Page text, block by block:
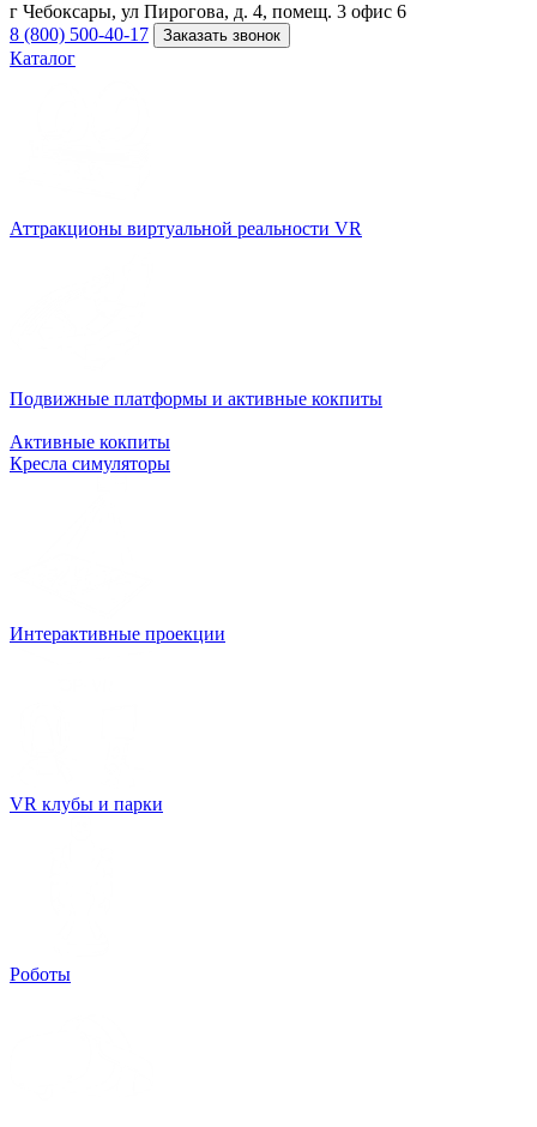
г Чебоксары, ул Пирогова, д. 4, помещ. 3 офис 6
8 (800) 500-40-17
Заказать звонок
Каталог
Аттракционы виртуальной реальности VR
Подвижные платформы и активные кокпиты
Активные кокпиты
Кресла симуляторы
Интерактивные проекции
VR клубы и парки
Роботы